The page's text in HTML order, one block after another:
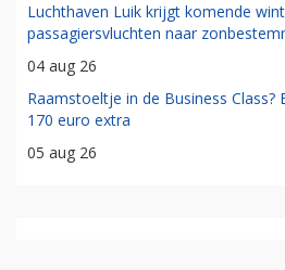
Luchthaven Luik krijgt komende
passagiersvluchten naar
04 aug 26
Raamstoeltje in de Business
170 euro extra
05 aug 26